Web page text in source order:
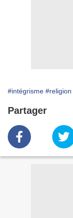
#intégrisme #religion
Partager